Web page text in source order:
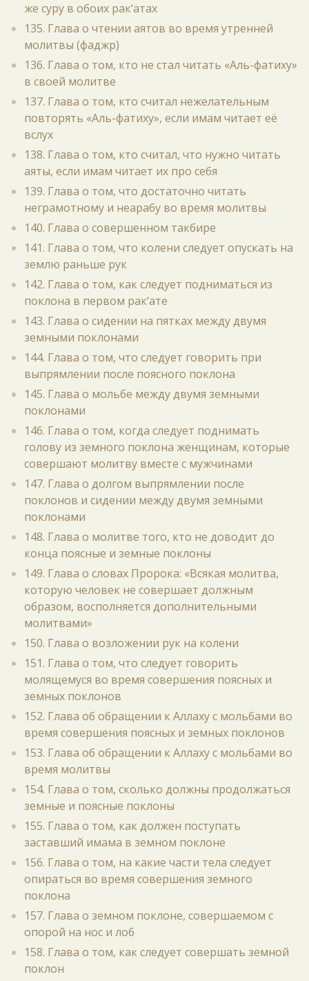
же суру в обоих рак‘атах
135. Глава о чтении аятов во время утренней
молитвы (фаджр)
136. Глава о том, кто не стал читать «Аль-фатиху»
в своей молитве
137. Глава о том, кто считал нежелательным
повторять «Аль-фатиху», если имам читает её
вслух
138. Глава о том, кто считал, что нужно читать
аяты, если имам читает их про себя
139. Глава о том, что достаточно читать
неграмотному и неарабу во время молитвы
140. Глава о совершенном такбире
141. Глава о том, что колени следует опускать на
землю раньше рук
142. Глава о том, как следует подниматься из
поклона в первом рак‘ате
143. Глава о сидении на пятках между двумя
земными поклонами
144. Глава о том, что следует говорить при
выпрямлении после поясного поклона
145. Глава о мольбе между двумя земными
поклонами
146. Глава о том, когда следует поднимать
голову из земного поклона женщинам, которые
совершают молитву вместе с мужчинами
147. Глава о долгом выпрямлении после
поклонов и сидении между двумя земными
поклонами
148. Глава о молитве того, кто не доводит до
конца поясные и земные поклоны
149. Глава о словах Пророка: «Всякая молитва,
которую человек не совершает должным
образом, восполняется дополнительными
молитвами»
150. Глава о возложении рук на колени
151. Глава о том, что следует говорить
молящемуся во время совершения поясных и
земных поклонов
152. Глава об обращении к Аллаху с мольбами во
время совершения поясных и земных поклонов
153. Глава об обращении к Аллаху с мольбами во
время молитвы
154. Глава о том, сколько должны продолжаться
земные и поясные поклоны
155. Глава о том, как должен поступать
заставший имама в земном поклоне
156. Глава о том, на какие части тела следует
опираться во время совершения земного
поклона
157. Глава о земном поклоне, совершаемом с
опорой на нос и лоб
158. Глава о том, как следует совершать земной
поклон